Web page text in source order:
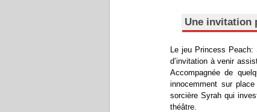
Une invitation
Le jeu Princess
d’invitation à venir
Accompagnée de
innocemment sur
sorcière Syrah qui
théâtre.